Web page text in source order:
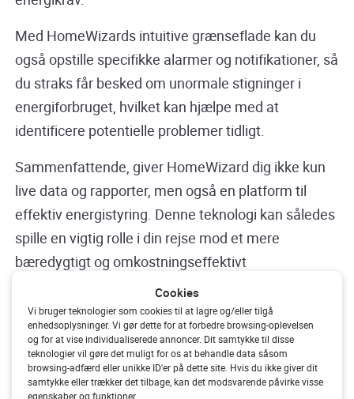
Cookies
Vi bruger teknologier som cookies til at lagre og/eller tilgå
enhedsoplysninger. Vi gør dette for at forbedre browsing-oplevelsen
og for at vise individualiserede annoncer. Dit samtykke til disse
teknologier vil gøre det muligt for os at behandle data såsom
browsing-adfærd eller unikke ID'er på dette site. Hvis du ikke giver dit
samtykke eller trækker det tilbage, kan det modsvarende påvirke visse
egenskaber og funktioner.
Med HomeWizards intuitive grænseflade kan du
også opstille specifikke alarmer og notifikationer, så
du straks får besked om unormale stigninger i
energiforbruget, hvilket kan hjælpe med at
identificere potentielle problemer tidligt.
Sammenfattende, giver HomeWizard dig ikke kun
live data og rapporter, men også en platform til
effektiv energistyring. Denne teknologi kan således
spille en vigtig rolle i din rejse mod et mere
bæredygtigt og omkostningseffektivt
energiudnyttelse i hjemmet.
Historik og trends.
Historik og trends inden for strømovervågning er